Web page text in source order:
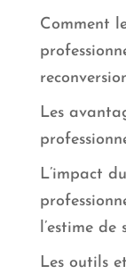
Comment
Les
L’impact
l’estime de
Les outils